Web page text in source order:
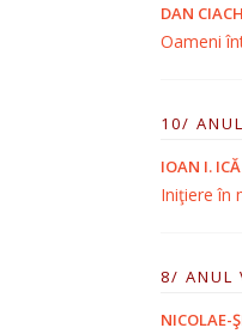
DAN
Oameni
10/
IOAN I. ICĂ
Iniţiere în
8/ ANUL
NICOLAE-